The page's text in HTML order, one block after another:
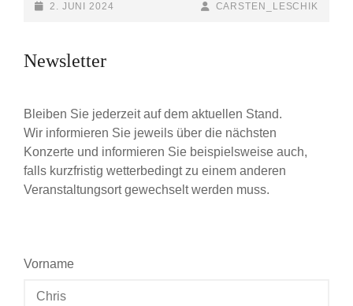
POSTED-
2. JUNI 2024
BY
BYLINE
CARSTEN_LESCHIK
Newsletter
Bleiben Sie jederzeit auf dem aktuellen Stand.
Wir informieren Sie jeweils über die nächsten
Konzerte und informieren Sie beispielsweise auch,
falls kurzfristig wetterbedingt zu einem anderen
Veranstaltungsort gewechselt werden muss.
Vorname